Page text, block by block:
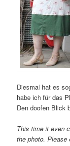
Diesmal hat es
habe ich für das
Den doofen Blick
This time it even
the photo.